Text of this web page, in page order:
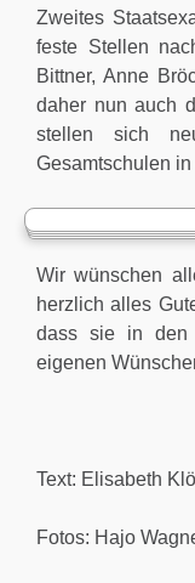
Zweites
feste Stellen
Bittner, Anne
daher nun auch
stellen sich
Gesamtschulen
Wir wünschen
herzlich alles
dass sie in den
eigenen
Text: Elisabeth
Fotos: Hajo